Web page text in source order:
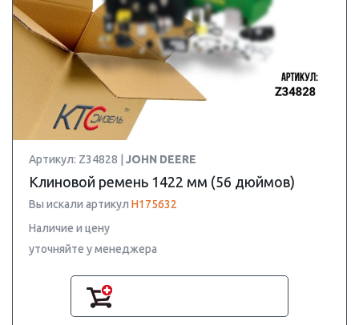
Артикул: Z34828 | JOHN DEERE
Клиновой ремень 1422 мм (56 дюймов)
Вы искали артикул H175632
Наличие и цену
уточняйте у менеджера